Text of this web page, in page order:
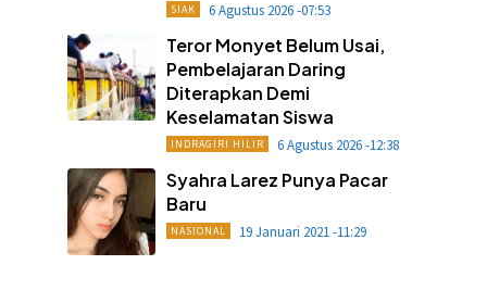
SIAK 6 Agustus 2026 -07:53
Teror Monyet Belum Usai,
Pembelajaran Daring
Diterapkan Demi
Keselamatan Siswa
INDRAGIRI HILIR 6 Agustus 2026 -12:38
Syahra Larez Punya Pacar
Baru
NASIONAL 19 Januari 2021 -11:29